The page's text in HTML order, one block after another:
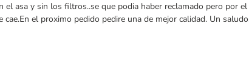
asa y sin los filtros..se que podia haber reclamado pero por
el proximo pedido pedire una de mejor calidad. Un